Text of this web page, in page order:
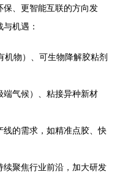
、更智能互联的方向发
机遇：
机物）、可生物降解胶粘剂
气候）、粘接异种新材
线的需求，如精准点胶、快
聚焦行业前沿，加大研发